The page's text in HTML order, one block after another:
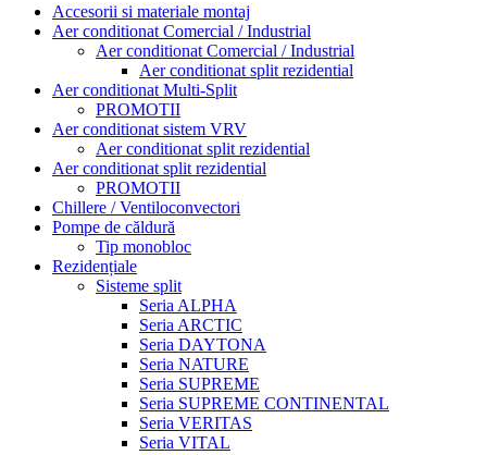
Accesorii si materiale montaj
Aer conditionat Comercial / Industrial
Aer conditionat Comercial / Industrial
Aer conditionat split rezidential
Aer conditionat Multi-Split
PROMOTII
Aer conditionat sistem VRV
Aer conditionat split rezidential
Aer conditionat split rezidential
PROMOTII
Chillere / Ventiloconvectori
Pompe de căldură
Tip monobloc
Rezidențiale
Sisteme split
Seria ALPHA
Seria ARCTIC
Seria DAYTONA
Seria NATURE
Seria SUPREME
Seria SUPREME CONTINENTAL
Seria VERITAS
Seria VITAL